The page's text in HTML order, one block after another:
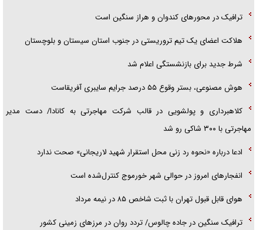
ترافیک در محور‌های کندوان و هراز سنگین است
هلاکت اعضای یک تیم تروریستی در جنوب استان سیستان و بلوچستان
شرط جدید برای بازنشستگی اعلام شد
هوش مصنوعی، بستر وقوع ۵۵ درصد جرایم سایبری آفریقاست
کلاهبرداری و پولشویی در قالب شرکت مهاجرتی به کانادا/ دست مدیر
مهاجرتی با ۳۰۰ شاکی رو شد
ادعا درباره «نحوه رد زنی محل استقرار شهید لاریجانی» صحت ندارد
انفجار‌های امروز در حوالی شهر خورموج کنترل‌شده است
هوای قابل قبول تهران با ثبت شاخص ۸۵ در نیمه مرداد
ترافیک سنگین در جاده چالوس/ تردد روان در مرز‌های زمینی کشور